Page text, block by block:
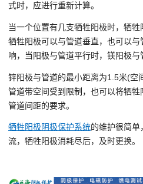
式时，应进行重新计算。
当一个位置有几支牺牲阳极时，牺牲
牺牲阳极可以与管道垂直，也可以
响，当阳极与管道平行时，镁阳极
锌阳极与管道的最小距离为1.5米(空
管道带空间受到限制，也可以将牺
管道间距的要求。
牺牲阳极阴极保护系统的维护很简单
流，牺牲阳极消耗尽后，及时更换。